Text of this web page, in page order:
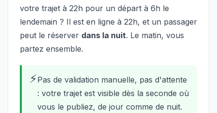
votre trajet à 22h pour un départ à 6h le
lendemain ? Il est en ligne à 22h, et un passager
peut le réserver dans la nuit. Le matin, vous
partez ensemble.
⚡Pas de validation manuelle, pas d'attente
: votre trajet est visible dès la seconde où
vous le publiez, de jour comme de nuit.